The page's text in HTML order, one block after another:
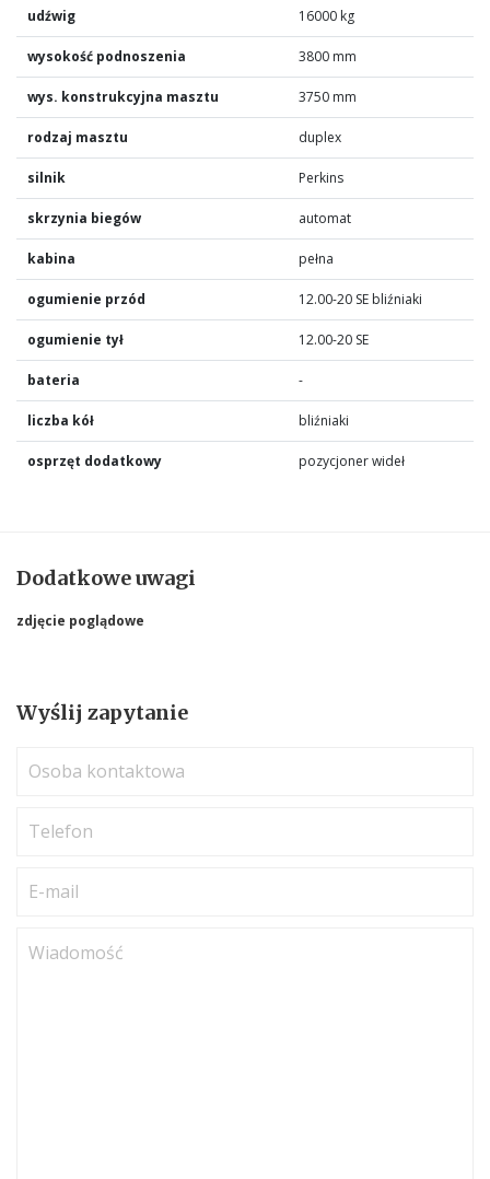
udźwig 16000 kg
wysokość podnoszenia 3800 mm
wys. konstrukcyjna masztu 3750 mm
rodzaj masztu duplex
silnik Perkins
skrzynia biegów automat
kabina pełna
ogumienie przód 12.00-20 SE bliźniaki
ogumienie tył 12.00-20 SE
bateria -
liczba kół bliźniaki
osprzęt dodatkowy pozycjoner wideł
Dodatkowe uwagi
zdjęcie poglądowe
Wyślij zapytanie